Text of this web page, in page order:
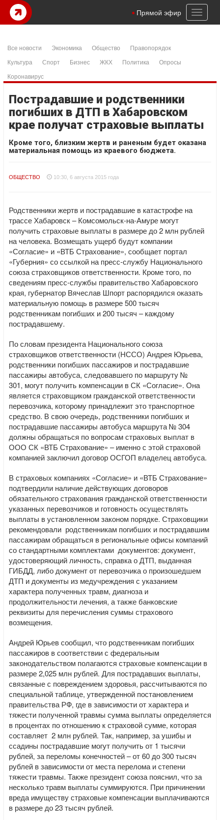
Toggle
Прямой эфир
Все новости Экономика Общество
Правопорядок
Культура
Спорт Бизнес ЖКХ Политика
Опросы
Коронавирус
Пострадавшие и родственники
погибших в ДТП в Хабаровском
крае получат страховые выплаты
Кроме того, близким жертв и раненым будет оказана
материальная помощь из краевого бюджета.
ОБЩЕСТВО 10:30, 6 августа 2015 года
Родственники жертв и пострадавшие в катастрофе на
трассе Хабаровск – Комсомольск-на-Амуре могут
получить страховые выплаты в размере до 2 млн рублей
на человека. Возмещать ущерб будут компании
«Согласие» и «ВТБ Страхование», сообщает портал
«Губерния» со ссылкой на пресс-службу Национального
союза страховщиков ответственности. Кроме того, по
сведениям пресс-службы правительство Хабаровского
края, губернатор Вячеслав Шпорт распорядился оказать
материальную помощь в размере 500 тысяч
родственникам погибших и 200 тысяч – каждому
пострадавшему.
По словам президента Национального союза
страховщиков ответственности (НССО) Андрея Юрьева,
родственники погибших пассажиров и пострадавшие
пассажиры автобуса, следовавшего по маршруту №
301, могут получить компенсации в СК «Согласие». Она
является страховщиком гражданской ответственности
перевозчика, которому принадлежит это транспортное
средство. В свою очередь, родственники погибших и
пострадавшие пассажиры автобуса маршрута № 304
должны обращаться по вопросам страховых выплат в
ООО СК «ВТБ Страхование» – именно с этой страховой
компанией заключил договор ОСГОП владелец автобуса.
В страховых компаниях «Согласие» и «ВТБ Страхование»
подтвердили наличие действующих договоров
обязательного страхования гражданской ответственности
указанных перевозчиков и готовность осуществлять
выплаты в установленном законом порядке. Страховщики
рекомендовали родственникам погибших и пострадавшим
пассажирам обращаться в региональные офисы компаний
со стандартными комплектами документов: документ,
удостоверяющий личность, справка о ДТП, выданная
ГИБДД, либо документ от перевозчика о произошедшем
ДТП и документы из медучреждения с указанием
характера полученных травм, диагноза и
продолжительности лечения, а также банковские
реквизиты для перечисления суммы страхового
возмещения.
Андрей Юрьев сообщил, что родственникам погибших
пассажиров в соответствии с федеральным
законодательством полагаются страховые компенсации в
размере 2,025 млн рублей. Для пострадавших выплаты,
связанные с повреждением здоровья, рассчитываются по
специальной таблице, утвержденной постановлением
правительства РФ, где в зависимости от характера и
тяжести полученной травмы сумма выплаты определяется
в процентах по отношению к страховой сумме, которая
составляет 2 млн рублей. Так, например, за ушибы и
ссадины пострадавшие могут получить от 1 тысячи
рублей, за переломы конечностей – от 60 до 300 тысяч
рублей в зависимости от места перелома и степени
тяжести травмы. Также президент союза пояснил, что за
несколько травм выплаты суммируются. При причинении
вреда имуществу страховые компенсации выплачиваются
в размере до 23 тысяч рублей.